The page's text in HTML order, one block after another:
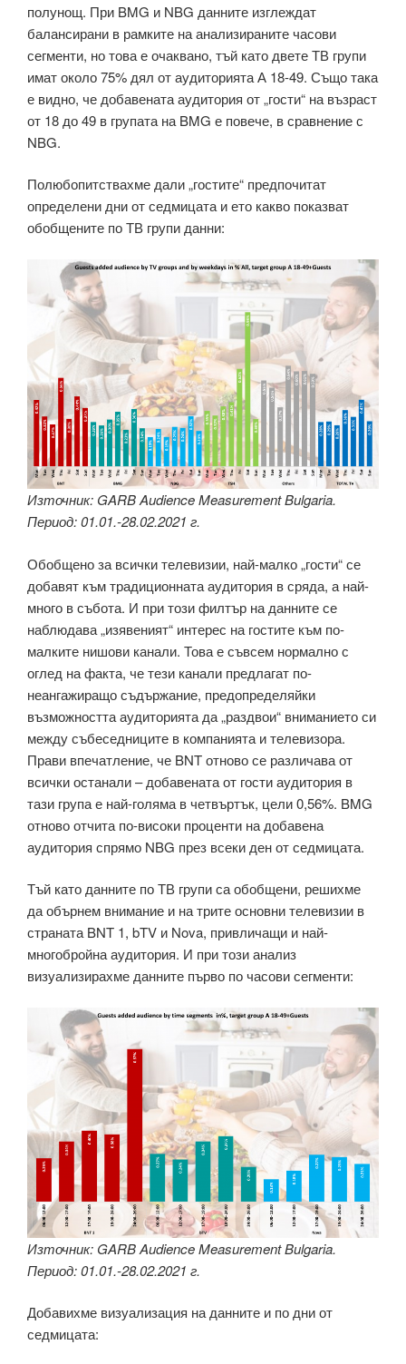
полунощ. При BMG и NBG данните изглеждат
балансирани в рамките на анализираните часови
сегменти, но това е очаквано, тъй като двете ТВ групи
имат около 75% дял от аудиторията А 18-49. Също така
е видно, че добавената аудитория от „гости“ на възраст
от 18 до 49 в групата на BMG е повече, в сравнение с
NBG.
Полюбопитствахме дали „гостите“ предпочитат
определени дни от седмицата и ето какво показват
обобщените по ТВ групи данни:
Източник: GARB Audience Measurement Bulgaria.
Период: 01.01.-28.02.2021 г.
Обобщено за всички телевизии, най-малко „гости“ се
добавят към традиционната аудитория в сряда, а най-
много в събота. И при този филтър на данните се
наблюдава „изявеният“ интерес на гостите към по-
малките нишови канали. Това е съвсем нормално с
оглед на факта, че тези канали предлагат по-
неангажиращо съдържание, предопределяйки
възможността аудиторията да „раздвои“ вниманието си
между събеседниците в компанията и телевизора.
Прави впечатление, че BNT отново се различава от
всички останали – добавената от гости аудитория в
тази група е най-голяма в четвъртък, цели 0,56%. BMG
отново отчита по-високи проценти на добавена
аудитория спрямо NBG през всеки ден от седмицата.
Тъй като данните по ТВ групи са обобщени, решихме
да обърнем внимание и на трите основни телевизии в
страната BNT 1, bTV и Nova, привличащи и най-
многобройна аудитория. И при този анализ
визуализирахме данните първо по часови сегменти:
Източник: GARB Audience Measurement Bulgaria.
Период: 01.01.-28.02.2021 г.
Добавихме визуализация на данните и по дни от
седмицата: